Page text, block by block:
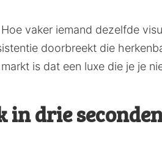
vaker iemand dezelfde
doorbreekt die
is dat een luxe die je je
in drie